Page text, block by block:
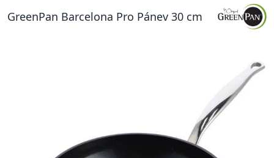
GreenPan Barcelona Pro Pánev 30 cm